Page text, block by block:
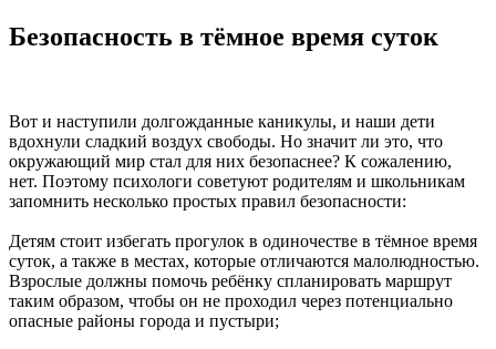
Безопасность в тёмное время суток
Вот и наступили долгожданные каникулы, и наши дети
вдохнули сладкий воздух свободы. Но значит ли это, что
окружающий мир стал для них безопаснее? К сожалению,
нет. Поэтому психологи советуют родителям и школьникам
запомнить несколько простых правил безопасности:
Детям стоит избегать прогулок в одиночестве в тёмное время
суток, а также в местах, которые отличаются малолюдностью.
Взрослые должны помочь ребёнку спланировать маршрут
таким образом, чтобы он не проходил через потенциально
опасные районы города и пустыри;